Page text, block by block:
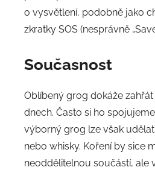
o vysvětlení, podobně jako
zkratky SOS (nesprávně
Současnost
Oblíbený grog dokáže
dnech. Často si ho
výborný grog lze však
nebo whisky. Koření by sice
neoddělitelnou součástí, ale